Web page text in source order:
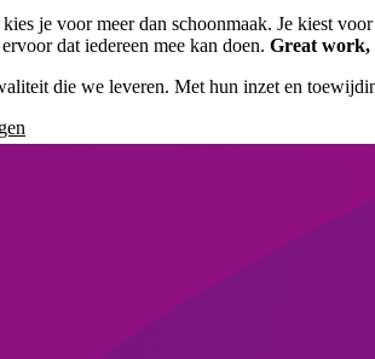
je voor meer dan schoonmaak. Je kiest
dat iedereen mee kan doen. Great work,
die we leveren. Met hun inzet en